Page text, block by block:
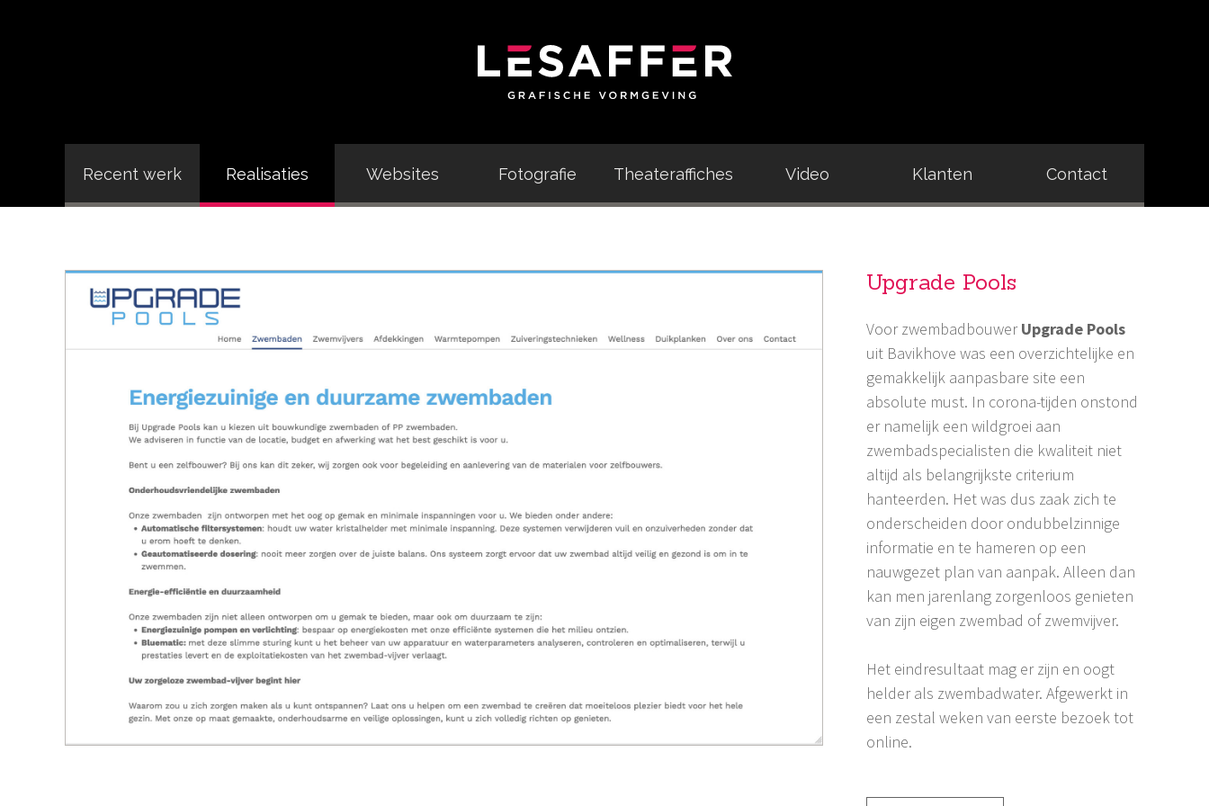
Recent werk Realisaties Websites Fotografie Theateraffiches Video Klanten Contact
Volgende
Upgrade Pools
Voor zwembadbouwerUpgrade Pools
uit Bavikhove was een overzichtelijke en
gemakkelijk aanpasbare site een
absolute must. In corona-tijden onstond
er namelijk een wildgroei aan
zwembadspecialisten die kwaliteit niet
altijd als belangrijkste criterium
hanteerden. Het was dus zaak zich te
onderscheiden door ondubbelzinnige
informatie en te hameren op een
nauwgezet plan van aanpak. Alleen dan
kan men jarenlang zorgenloos genieten
van zijn eigen zwembad of zwemvijver.
Het eindresultaat mag er zijn en oogt
helder als zwembadwater. Afgewerkt in
een zestal weken van eerste bezoek tot
online.